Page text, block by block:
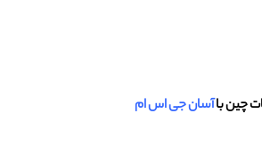
چین باآسان جی اس ام